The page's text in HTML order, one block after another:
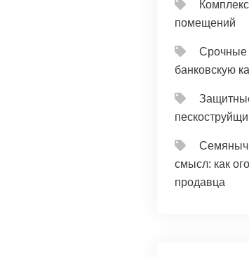
помещений
Срочные
банковскую
Семяныч,
смысл: как
продавца